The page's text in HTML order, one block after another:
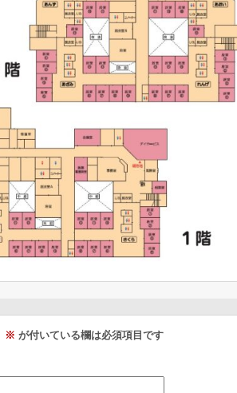
※ が付いている欄は必須項目です